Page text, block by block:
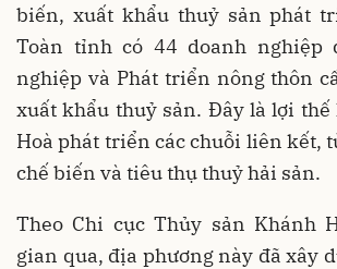
biến, xuất khẩu thuỷ sản phát
Toàn tỉnh có 44 doanh nghiệp
nghiệp và Phát triển nông thôn
xuất khẩu thuỷ sản. Đây là lợi thế
Hoà phát triển các chuỗi liên kết,
chế biến và tiêu thụ thuỷ hải sản.
Theo Chi cục Thủy sản Khánh
gian qua, địa phương này đã xây